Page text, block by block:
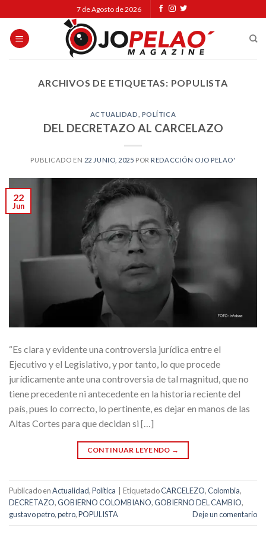
to
content
7 de Agosto de 2026
ARCHIVOS DE ETIQUETAS: POPULISTA
ACTUALIDAD POLÍTICA
DEL DECRETAZO AL CARCELAZO
PUBLICADO EN 22 JUNIO, 2025 POR REDACCIÓN OJO PELAO'
22
Jun
“Es clara y evidente una controversia jurídica entre el
Ejecutivo y el Legislativo, y por tanto, lo que procede
jurídicamente ante una controversia de tal magnitud, que no
tiene precedente ni antecedente en la historia reciente del
país, pues lo correcto, lo pertinente, es dejar en manos de las
Altas Cortes para que decidan si […]
CONTINUAR LEYENDO →
Publicado enActualidad,Política EtiquetadoCARCELEZO,Colombia,
DECRETAZO,GOBIERNO COLOMBIANO,GOBIERNO DEL CAMBIO,
gustavo petro,petro,POPULISTA Deje un comentario